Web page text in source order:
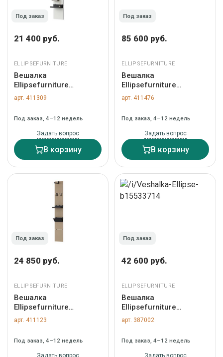
Под заказ
21 400 руб.
ELLIPSEFURNITURE
Вешалка
Ellipsefurniture
Вешалка Stripe M
(белый) арт.
арт. 411309
Под заказ, 4–12 недель
Задать вопрос
В корзину
Под заказ
85 600 руб.
ELLIPSEFURNITURE
Вешалка
Ellipsefurniture
Вешалка Stripe M
горизонтальная с
(светло-серый) арт.
ST01570209940
арт. 411476
Под заказ, 4–12 недель
Задать вопрос
В корзину
Под заказ
24 850 руб.
ELLIPSEFURNITURE
Вешалка
Ellipsefurniture
Вешалка Stripe L
(капучино) арт.
арт. 411123
Под заказ, 4–12 недель
Задать вопрос
Под заказ
42 600 руб.
ELLIPSEFURNITURE
Вешалка
Ellipsefurniture
Вешалка Stripe L
(натуральный дуб,
ST012402141
арт. 387002
Под заказ, 4–12 недель
Задать вопрос